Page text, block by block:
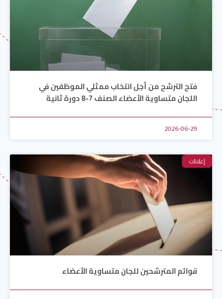
فتح الترشح من أجل انتخاب ممثلي الموظفين في
اللجان متساوية الأعضاء الصنف 7-8 دورة ثانية
2026-06-29
إعلانات
قوائم المترشحين للجان متساوية الأعضاء